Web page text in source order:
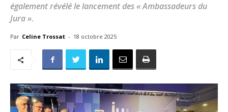
également révélé le lancement des « Ambassadeurs du
Jura ».
Par Celine Trossat - 18 octobre 2025